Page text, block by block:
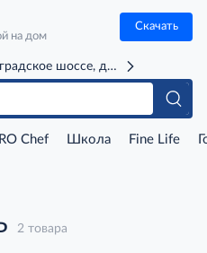
на дом
Скачать
шоссе, д. 71Г (м. Речной
Chef Школа Fine Life
2 товара